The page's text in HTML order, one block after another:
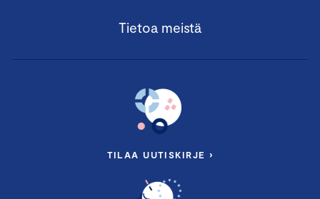
Tietoa meistä
TILAA UUTISKIRJE ›